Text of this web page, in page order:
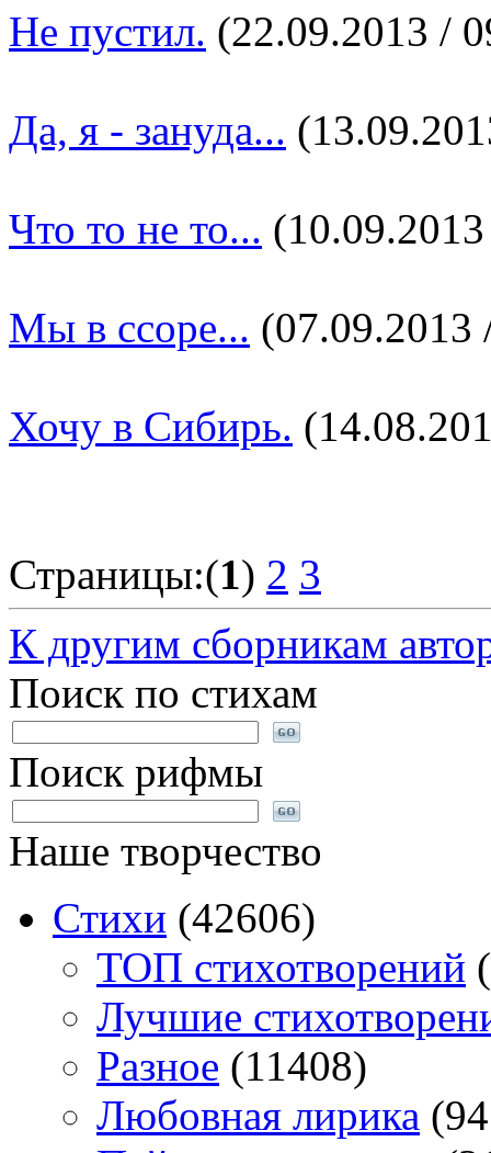
Не пустил. (22.09.2013 /
Да, я - зануда...
Что то не то...
Мы в ссоре... (07.09.2013
Хочу в Сибирь.
Страницы:(1) 2 3
К другим сборникам
Поиск по стихам
Поиск рифмы
Наше творчество
Стихи (42606)
TOП стихотворений
Лучшие
Разное (11408)
Любовная лирика